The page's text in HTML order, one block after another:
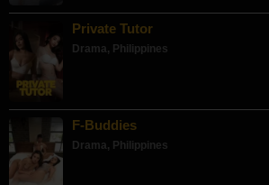
Private Tutor
Drama, Philippines
F-Buddies
Drama, Philippines